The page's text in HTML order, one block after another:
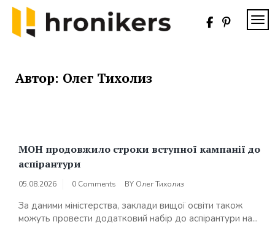
Skip
content
Автор: Олег Тихолиз
МОН продовжило строки вступної кампанії до
аспірантури
05.08.2026 0 Comments BY Олег Тихолиз
За даними міністерства, заклади вищої освіти також
можуть провести додатковий набір до аспірантури на...